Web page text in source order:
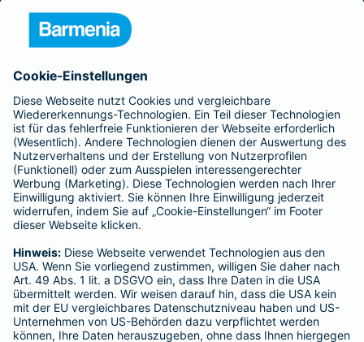
Barmenia ist Teil der BarmeniaGothaer
BELIEBTE SEITEN
Kranken-Zusatzversicherung
Tierversicherungen
Haftpflichtversicherung
Hausratversicherung
Adresse ändern
Schaden melden
Kilometerstandsmeldung
Serviceübersicht